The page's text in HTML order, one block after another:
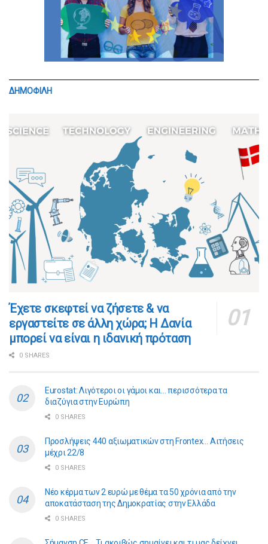
ΔΗΜΟΦΙΛΗ
​​Έχετε σκεφτεί να ζήσετε & να
εργαστείτε σε άλλη χώρα; Η Δανία
μπορεί να είναι η ιδανική πρόταση
0 SHARES
Eurostat: Λιγότεροι οι γάμοι και… περισσότερα τα
διαζύγια στην Ευρώπη
0 SHARES
Προσλήψεις 440 αξιωματικών στη Frontex… Αιτήσεις
μέχρι 22/8
0 SHARES
Νέο κέρμα των 2 ευρώ με θέμα τα 50 χρόνια από την
αποκατάσταση της Δημοκρατίας στην Ελλάδα
0 SHARES